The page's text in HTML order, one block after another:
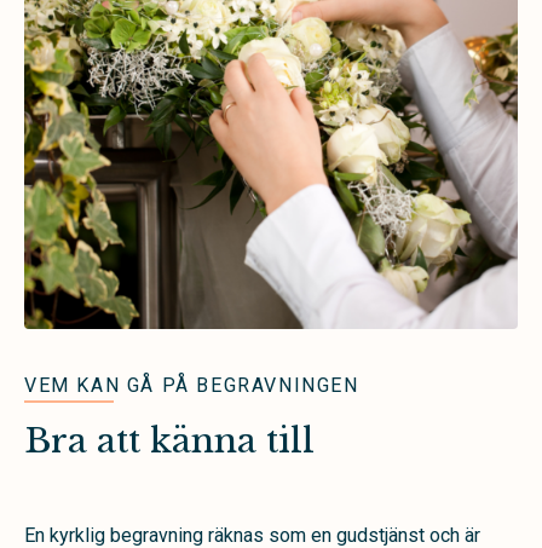
VEM KAN GÅ PÅ BEGRAVNINGEN
Bra att känna till
En kyrklig begravning räknas som en gudstjänst och är